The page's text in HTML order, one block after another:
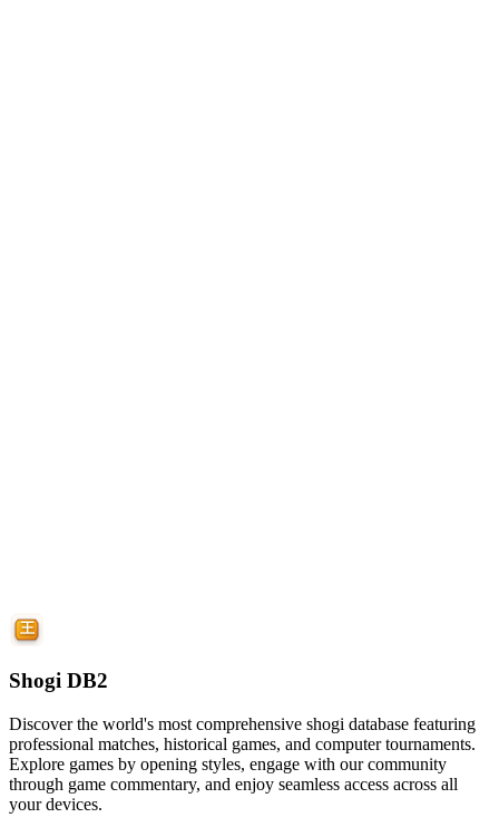
Shogi DB2
Discover the world's most comprehensive shogi database featuring
professional matches, historical games, and computer tournaments.
Explore games by opening styles, engage with our community
through game commentary, and enjoy seamless access across all
your devices.